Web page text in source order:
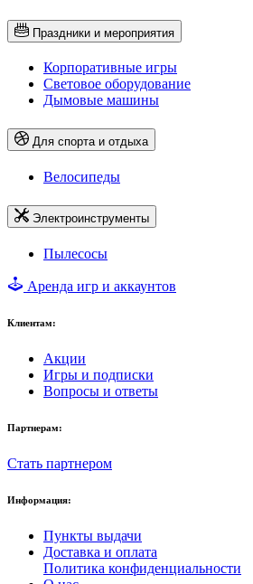
Праздники и мероприятия
Корпоративные игры
Световое оборудование
Дымовые машины
Для спорта и отдыха
Велосипеды
Электроинструменты
Пылесосы
Аренда игр и аккаунтов
Клиентам:
Акции
Игры и подписки
Вопросы и ответы
Партнерам:
Стать партнером
Информация:
Пункты выдачи
Доставка и оплата
Политика конфиденциальности